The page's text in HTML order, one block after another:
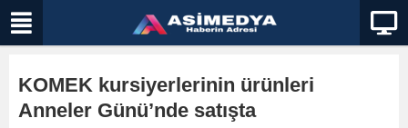
KOMEK kursiyerlerinin ürünleri
Anneler Günü’nde satışta